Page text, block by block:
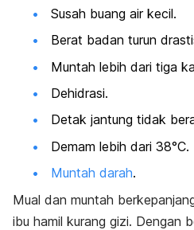
Susah buang air kecil.
Berat badan turun
Muntah lebih dari tiga
Dehidrasi.
Detak jantung tidak
Demam lebih dari 38°C.
Muntah darah.
Mual dan muntah
ibu hamil kurang gizi. Dengan